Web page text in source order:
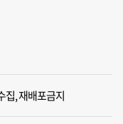
, 재배포금지